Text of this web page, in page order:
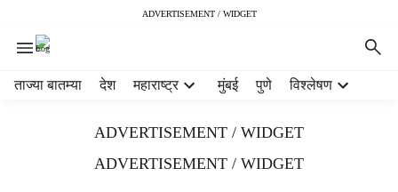
ADVERTISEMENT / WIDGET
ताज्या बातम्या देश महाराष्ट्र मुंबई पुणे विश्लेषण
ADVERTISEMENT / WIDGET
ADVERTISEMENT / WIDGET